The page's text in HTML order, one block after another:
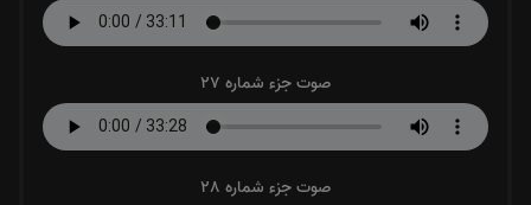
صوت جزء شماره 27
صوت جزء شماره 28